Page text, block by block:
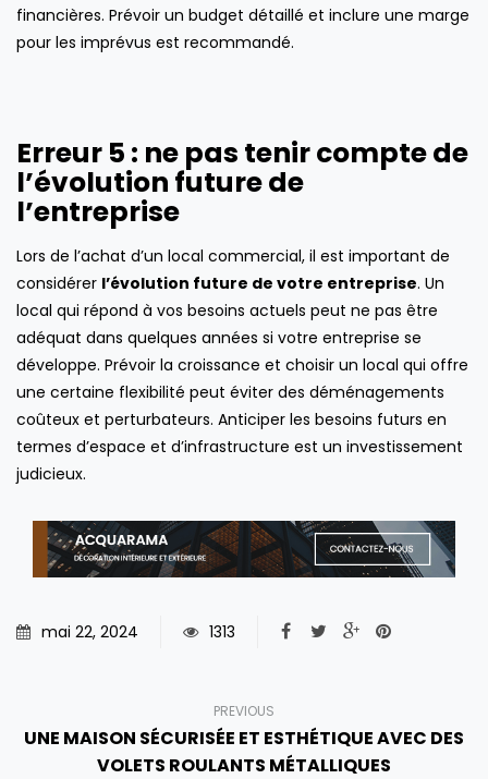
financières. Prévoir un budget détaillé et inclure une marge
pour les imprévus est recommandé.
Erreur 5 : ne pas tenir compte de
l’évolution future de
l’entreprise
Lors de l’achat d’un local commercial, il est important de
considérer l’évolution future de votre entreprise. Un
local qui répond à vos besoins actuels peut ne pas être
adéquat dans quelques années si votre entreprise se
développe. Prévoir la croissance et choisir un local qui offre
une certaine flexibilité peut éviter des déménagements
coûteux et perturbateurs. Anticiper les besoins futurs en
termes d’espace et d’infrastructure est un investissement
judicieux.
mai 22, 2024 1313
PREVIOUS
UNE MAISON SÉCURISÉE ET ESTHÉTIQUE AVEC DES
VOLETS ROULANTS MÉTALLIQUES